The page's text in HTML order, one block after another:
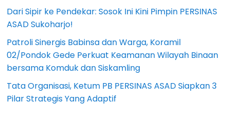
Dari Sipir ke Pendekar: Sosok Ini Kini Pimpin PERSINAS
ASAD Sukoharjo!
Patroli Sinergis Babinsa dan Warga, Koramil
02/Pondok Gede Perkuat Keamanan Wilayah Binaan
bersama Komduk dan Siskamling
Tata Organisasi, Ketum PB PERSINAS ASAD Siapkan 3
Pilar Strategis Yang Adaptif